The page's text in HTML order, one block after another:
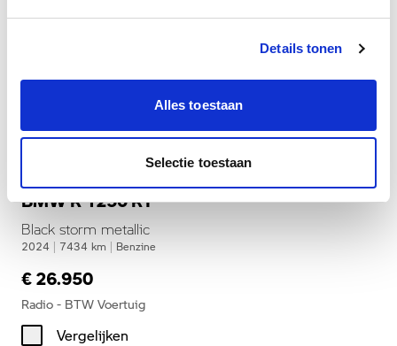
Details tonen
Alles toestaan
Selectie toestaan
Dusseldorp Den Haag
BMW R 1250 RT
Black storm metallic
2024 | 7434 km | Benzine
€ 26.950
Radio - BTW Voertuig
Vergelijken